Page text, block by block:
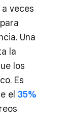
veces
Una
la
los
Es
el 35%